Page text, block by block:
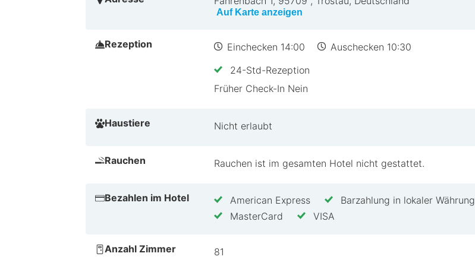
Auf Karte anzeigen
Rezeption Einchecken 14:00
Auschecken 10:30
24-Std-Rezeption
Früher Check-In Nein
Haustiere Nicht erlaubt
Rauchen Rauchen ist im gesamten Hotel nicht gestattet.
Bezahlen im Hotel American Express Barzahlung in lokaler Währung
MasterCard
VISA
Anzahl Zimmer 81